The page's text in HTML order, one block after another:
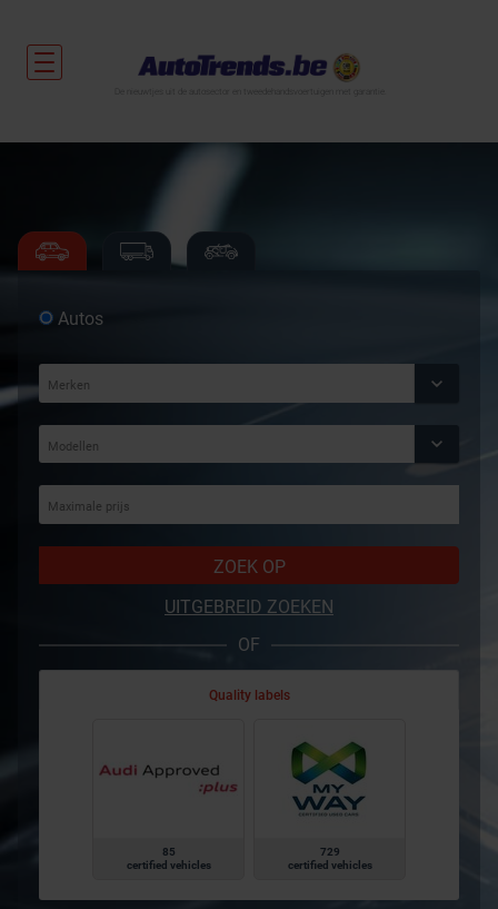
Autos
ZOEK OP
UITGEBREID ZOEKEN
OF
Quality labels
85
certified vehicles
729
certified vehicles